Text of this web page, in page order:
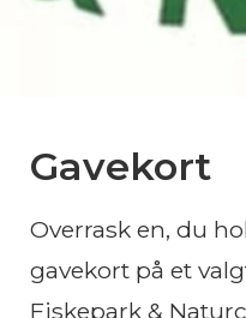
Gavekort
Overrask en, du
gavekort på et
Fiskepark &